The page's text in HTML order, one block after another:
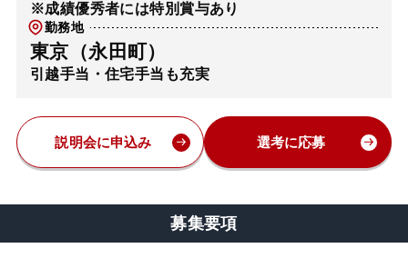
※成績優秀者には特別賞与あり
勤務地
東京（永田町）
引越手当・住宅手当も充実
説明会に申込み 選考に応募
募集要項
アクセス
弁護士・税理士
費用